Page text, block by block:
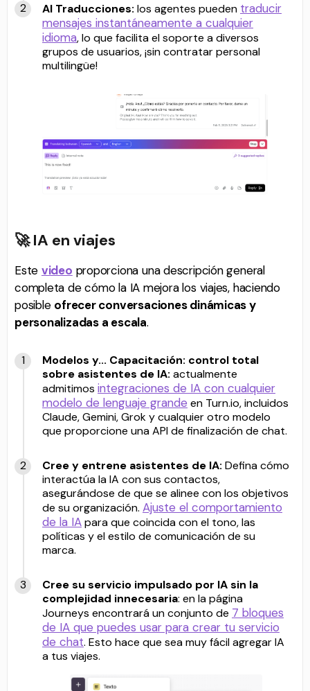
AI Traducciones: los agentes pueden traducir
mensajes instantáneamente a cualquier
idioma, lo que facilita el soporte a diversos
grupos de usuarios, ¡sin contratar personal
multilingüe!
🚀 IA en viajes
Este video proporciona una descripción general
completa de cómo la IA mejora los viajes, haciendo
posible ofrecer conversaciones dinámicas y
personalizadas a escala.
Modelos y... Capacitación: control total
sobre asistentes de IA: actualmente
admitimos integraciones de IA con cualquier
modelo de lenguaje grande en Turn.io, incluidos
Claude, Gemini, Grok y cualquier otro modelo
que proporcione una API de finalización de chat.
Cree y entrene asistentes de IA: Defina cómo
interactúa la IA con sus contactos,
asegurándose de que se alinee con los objetivos
de su organización. Ajuste el comportamiento
de la IApara que coincida con el tono, las
políticas y el estilo de comunicación de su
marca.
Cree su servicio impulsado por IA sin la
complejidad innecesaria: en la página
Journeys encontrará un conjunto de 7 bloques
de IA que puedes usar para crear tu servicio
de chat. Esto hace que sea muy fácil agregar IA
a tus viajes.